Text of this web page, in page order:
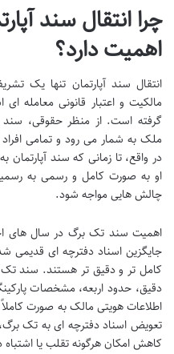
چرا انتقال سند
اهمیت دارد؟
انتقال سند آپارتمان تنها یک
مالکیت و اعتبار قانونی معامله
گرفته است. از منظر حقوقی،
ملک به شمار می رود و تمامی
در واقع، تا زمانی که سند
او به صورت کامل و رسمی به
چالش هایی مواجه شود.
اهمیت سند تک برگ در سال های
جایگزین اسناد دفترچه ای قدیمی
کامل تر و دقیق تر هستند. سند تک
دقیق، حدود اربعه، مشخصات
اطلاعات هویتی مالک به صورت
تعویض اسناد دفترچه ای به تک
کاهش امکان هرگونه تقلب یا